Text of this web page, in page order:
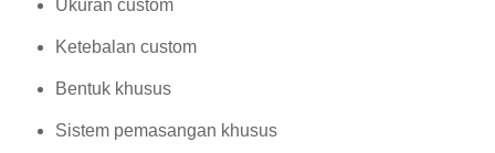
Ukuran custom
Ketebalan custom
Bentuk khusus
Sistem pemasangan khusus